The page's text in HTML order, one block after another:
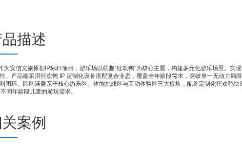
描述
安信文旅原创IP标杆项目，游乐场以萌趣“狂欢鸭”为核心主题，构建多元化游乐场景。实
。产品端采用狂欢鸭 IP 定制化设备搭配复合业态，覆盖全年龄段需求，突破单一无动力局
闭环。园区涵盖亲子核心游乐区、体能挑战区与互动体验区三大板块，配备定制化狂欢鸭
同年龄段儿童的游玩需求。
案例